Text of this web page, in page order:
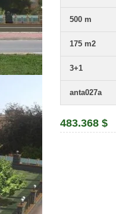
500 m
175 m2
3+1
anta027a
483.368 $